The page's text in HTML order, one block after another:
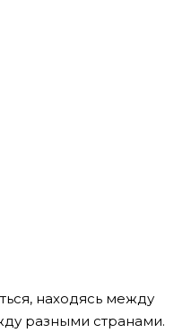
находясь между
разными странами.